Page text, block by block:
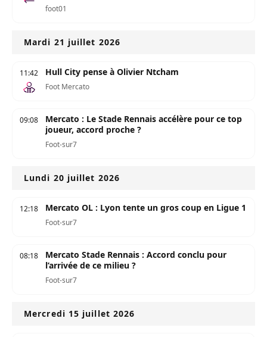
foot01
Mardi 21 juillet 2026
11:42 Hull City pense à Olivier Ntcham
Foot Mercato
09:08
Mercato : Le Stade Rennais accélère pour ce top
joueur, accord proche ?
Foot-sur7
Lundi 20 juillet 2026
12:18 Mercato OL : Lyon tente un gros coup en Ligue 1
Foot-sur7
08:18
Mercato Stade Rennais : Accord conclu pour
l’arrivée de ce milieu ?
Foot-sur7
Mercredi 15 juillet 2026